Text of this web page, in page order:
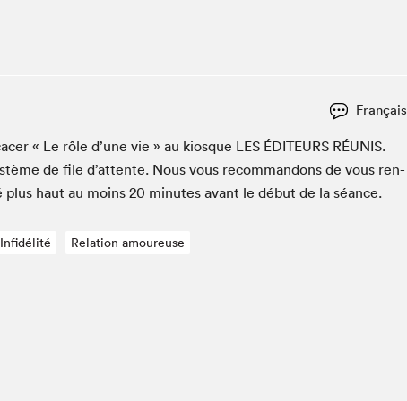
Le Salon dans ta classe
Liseur Public
Matinées scolaires Hydro-Québec
Vitrine du Festival littéraire international Metropolis
Français
« Le rôle d’une vie » au kiosque LES ÉDI­TEURS RÉU­NIS.
de file d’at­tente. Nous vous recom­man­dons de vous ren­
plus haut au moins 20 min­utes avant le début de la séance.
Infidélité Relation amoureuse